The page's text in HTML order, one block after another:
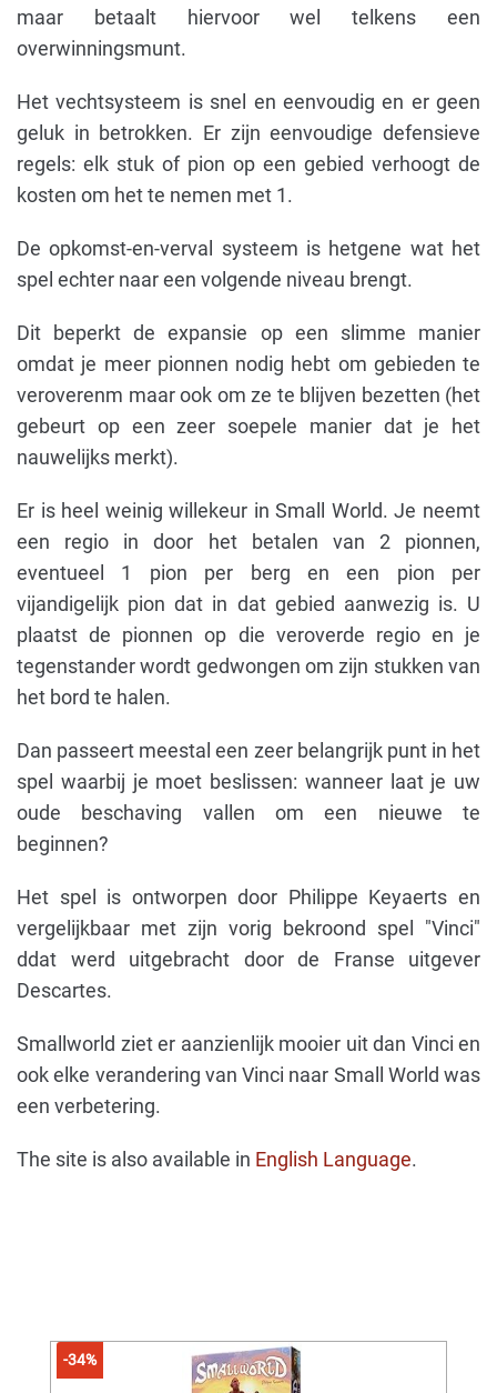
maar betaalt hiervoor wel telkens een
overwinningsmunt.
Het vechtsysteem is snel en eenvoudig en er geen
geluk in betrokken. Er zijn eenvoudige defensieve
regels: elk stuk of pion op een gebied verhoogt de
kosten om het te nemen met 1.
De opkomst-en-verval systeem is hetgene wat het
spel echter naar een volgende niveau brengt.
Dit beperkt de expansie op een slimme manier
omdat je meer pionnen nodig hebt om gebieden te
veroverenm maar ook om ze te blijven bezetten (het
gebeurt op een zeer soepele manier dat je het
nauwelijks merkt).
Er is heel weinig willekeur in Small World. Je neemt
een regio in door het betalen van 2 pionnen,
eventueel 1 pion per berg en een pion per
vijandigelijk pion dat in dat gebied aanwezig is. U
plaatst de pionnen op die veroverde regio en je
tegenstander wordt gedwongen om zijn stukken van
het bord te halen.
Dan passeert meestal een zeer belangrijk punt in het
spel waarbij je moet beslissen: wanneer laat je uw
oude beschaving vallen om een nieuwe te
beginnen?
Het spel is ontworpen door Philippe Keyaerts en
vergelijkbaar met zijn vorig bekroond spel "Vinci"
ddat werd uitgebracht door de Franse uitgever
Descartes.
Smallworld ziet er aanzienlijk mooier uit dan Vinci en
ook elke verandering van Vinci naar Small World was
een verbetering.
The site is also available in English Language.
-34%